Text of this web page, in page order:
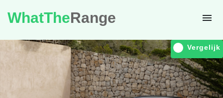
WhatTheRange
Vergelijk